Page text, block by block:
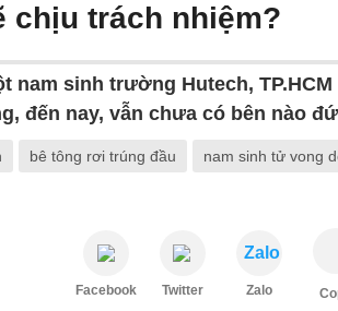
chịu trách nhiệm?
nam sinh trường Hutech,
đến nay, vẫn chưa có bên nào
bê tông rơi trúng đầu nam sinh tử vong
Facebook Twitter
Zalo
Zalo